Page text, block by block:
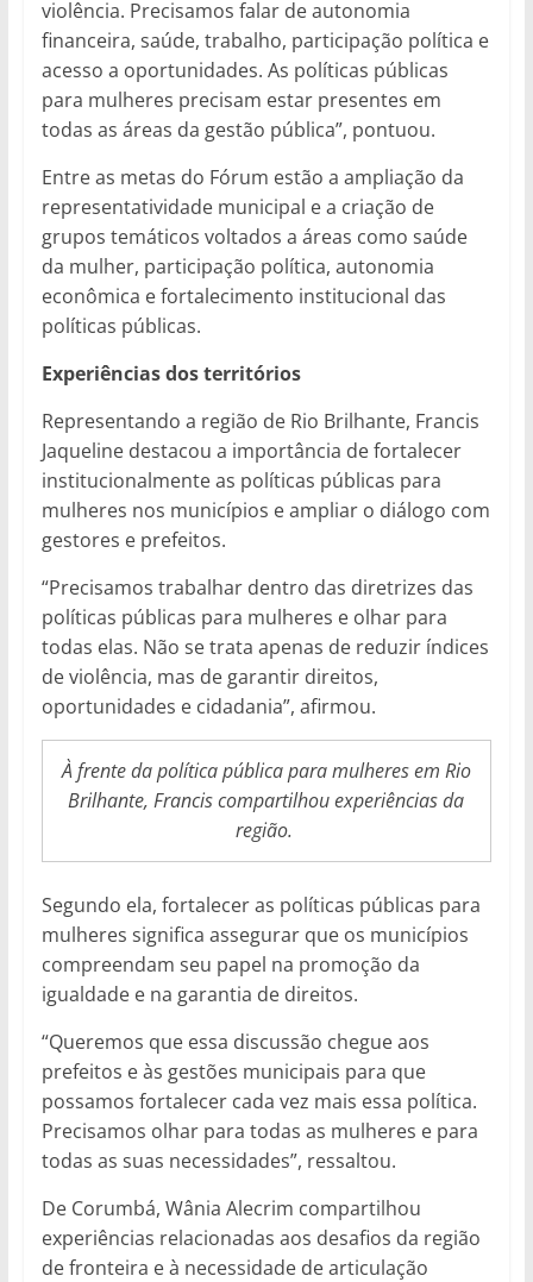
violência. Precisamos falar de autonomia
financeira, saúde, trabalho, participação política e
acesso a oportunidades. As políticas públicas
para mulheres precisam estar presentes em
todas as áreas da gestão pública”, pontuou.
Entre as metas do Fórum estão a ampliação da
representatividade municipal e a criação de
grupos temáticos voltados a áreas como saúde
da mulher, participação política, autonomia
econômica e fortalecimento institucional das
políticas públicas.
Experiências dos territórios
Representando a região de Rio Brilhante, Francis
Jaqueline destacou a importância de fortalecer
institucionalmente as políticas públicas para
mulheres nos municípios e ampliar o diálogo com
gestores e prefeitos.
“Precisamos trabalhar dentro das diretrizes das
políticas públicas para mulheres e olhar para
todas elas. Não se trata apenas de reduzir índices
de violência, mas de garantir direitos,
oportunidades e cidadania”, afirmou.
À frente da política pública para mulheres em Rio
Brilhante, Francis compartilhou experiências da
região.
Segundo ela, fortalecer as políticas públicas para
mulheres significa assegurar que os municípios
compreendam seu papel na promoção da
igualdade e na garantia de direitos.
“Queremos que essa discussão chegue aos
prefeitos e às gestões municipais para que
possamos fortalecer cada vez mais essa política.
Precisamos olhar para todas as mulheres e para
todas as suas necessidades”, ressaltou.
De Corumbá, Wânia Alecrim compartilhou
experiências relacionadas aos desafios da região
de fronteira e à necessidade de articulação